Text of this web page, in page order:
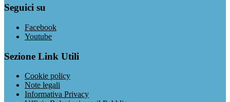
Seguici su
Facebook
Youtube
Sezione Link Utili
Cookie policy
Note legali
Informativa Privacy